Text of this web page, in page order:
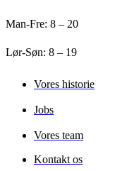
Man-Fre: 8 – 20
Lør-Søn: 8 – 19
Vores historie
Jobs
Vores team
Kontakt os